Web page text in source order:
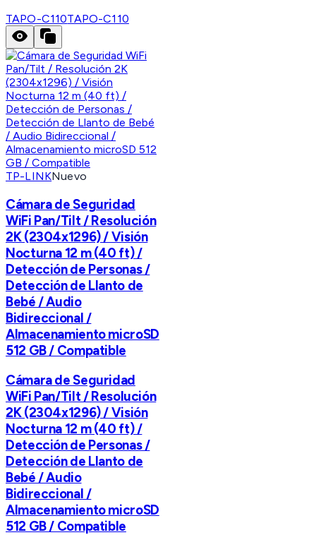
TAPO-C110TAPO-C110
TP-LINKNuevo
Cámara de Seguridad
WiFi Pan/Tilt / Resolución
2K (2304x1296) / Visión
Nocturna 12 m (40 ft) /
Detección de Personas /
Detección de Llanto de
Bebé / Audio
Bidireccional /
Almacenamiento microSD
512 GB / Compatible
Cámara de Seguridad
WiFi Pan/Tilt / Resolución
2K (2304x1296) / Visión
Nocturna 12 m (40 ft) /
Detección de Personas /
Detección de Llanto de
Bebé / Audio
Bidireccional /
Almacenamiento microSD
512 GB / Compatible